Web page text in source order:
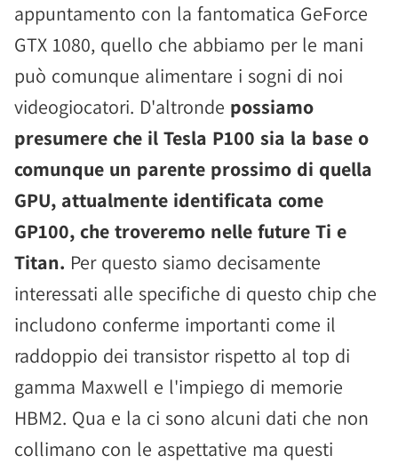
appuntamento con la fantomatica GeForce
GTX 1080, quello che abbiamo per le mani
può comunque alimentare i sogni di noi
videogiocatori. D'altronde possiamo
presumere che il Tesla P100 sia la base o
comunque un parente prossimo di quella
GPU, attualmente identificata come
GP100, che troveremo nelle future Ti e
Titan. Per questo siamo decisamente
interessati alle specifiche di questo chip che
includono conferme importanti come il
raddoppio dei transistor rispetto al top di
gamma Maxwell e l'impiego di memorie
HBM2. Qua e la ci sono alcuni dati che non
collimano con le aspettative ma questi